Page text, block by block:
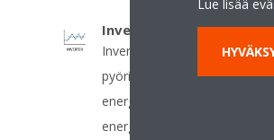
Invertteri
Invertteriohjattu
pyörintänopeutta
energiaa kuluttavia
energiankulutus vähenee
Lue lisää